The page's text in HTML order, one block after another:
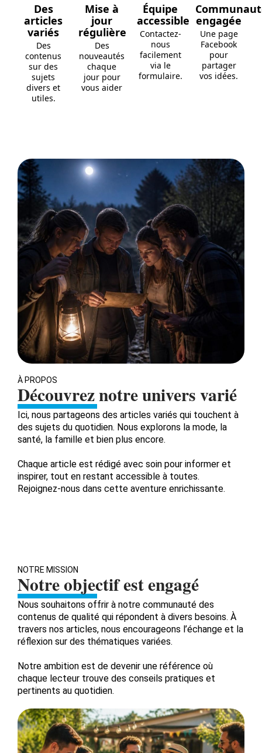
Des
articles
variés
Des
contenus
sur des
sujets
divers et
utiles.
Mise à
jour
régulière
Des
nouveautés
chaque
jour pour
vous aider
Équipe
accessible
Contactez-
nous
facilement
via le
formulaire.
engagée
Une page
Facebook
pour
partager
vos idées.
À PROPOS
Découvrez notre univers varié
Ici, nous partageons des articles variés qui touchent à
des sujets du quotidien. Nous explorons la mode, la
santé, la famille et bien plus encore.
Chaque article est rédigé avec soin pour informer et
inspirer, tout en restant accessible à toutes.
Rejoignez-nous dans cette aventure enrichissante.
NOTRE MISSION
Notre objectif est engagé
Nous souhaitons offrir à notre communauté des
contenus de qualité qui répondent à divers besoins. À
travers nos articles, nous encourageons l’échange et la
réflexion sur des thématiques variées.
Notre ambition est de devenir une référence où
chaque lecteur trouve des conseils pratiques et
pertinents au quotidien.